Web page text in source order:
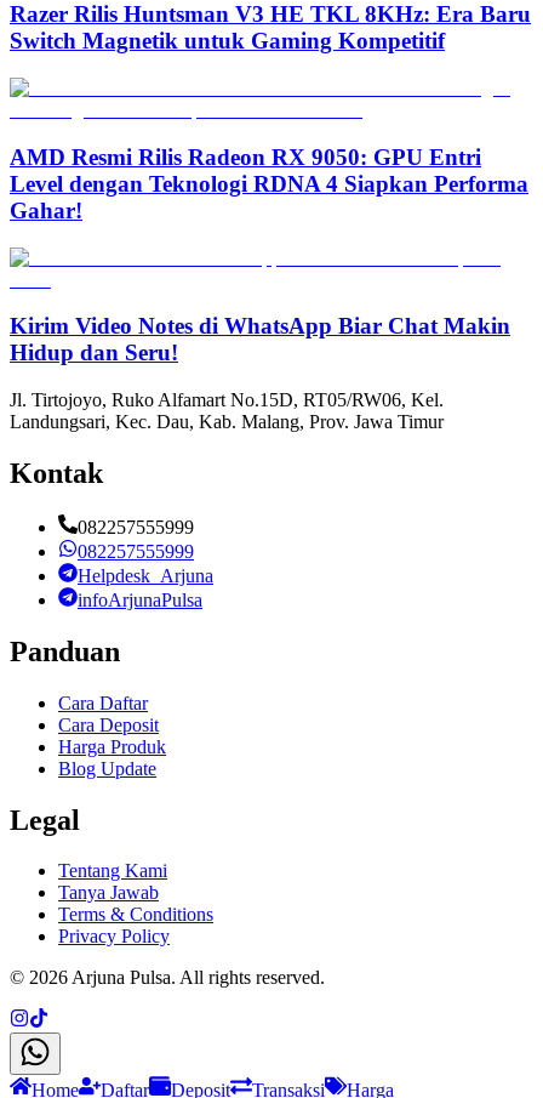
Razer Rilis Huntsman V3 HE TKL 8KHz: Era Baru
Switch Magnetik untuk Gaming Kompetitif
AMD Resmi Rilis Radeon RX 9050: GPU Entri
Level dengan Teknologi RDNA 4 Siapkan Performa
Gahar!
Kirim Video Notes di WhatsApp Biar Chat Makin
Hidup dan Seru!
Jl. Tirtojoyo, Ruko Alfamart No.15D, RT05/RW06, Kel.
Landungsari, Kec. Dau, Kab. Malang, Prov. Jawa Timur
Kontak
082257555999
082257555999
Helpdesk_Arjuna
infoArjunaPulsa
Panduan
Cara Daftar
Cara Deposit
Harga Produk
Blog Update
Legal
Tentang Kami
Tanya Jawab
Terms & Conditions
Privacy Policy
© 2026Arjuna Pulsa. All rights reserved.
Home Daftar Deposit Transaksi Harga